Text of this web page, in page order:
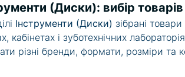
(Диски): вибір товарів
Інструменти (Диски) зібрані
кабінетах і зуботехнічних
різні бренди, формати, розміри та